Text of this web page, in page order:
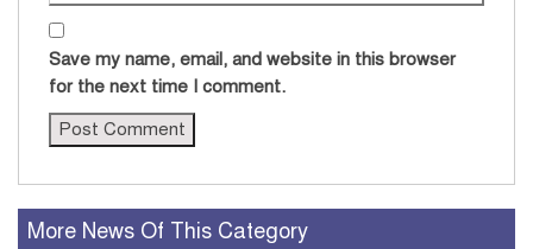
Save my name, email, and website in this browser
for the next time I comment.
More News Of This Category